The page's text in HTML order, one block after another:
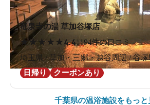
竜泉寺の湯 草加谷塚店
★★★★ ★4.41194件の口コミ
埼玉県 / 草加・三郷・越谷周辺 / 谷塚
日帰り
クーポンあり
千葉県の温浴施設をもっと